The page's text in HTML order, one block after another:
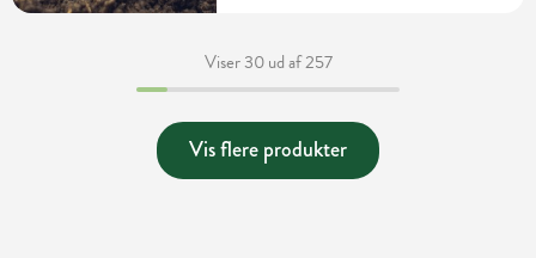
Viser 30 ud af 257
Vis flere produkter